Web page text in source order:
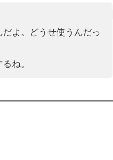
よ。どうせ使うんだっ
ね。